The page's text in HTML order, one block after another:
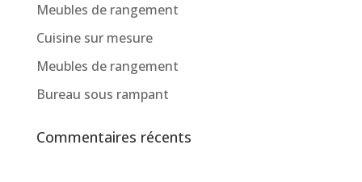
Meubles de rangement
Cuisine sur mesure
Meubles de rangement
Bureau sous rampant
Commentaires récents